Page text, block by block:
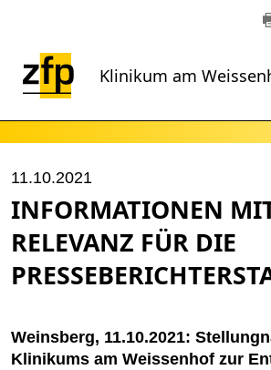
Klinikum am
11.10.2021
INFORMATIONEN
RELEVANZ FÜR DIE
Weinsberg, 11.10.2021:
Klinikums am Weissenhof zur